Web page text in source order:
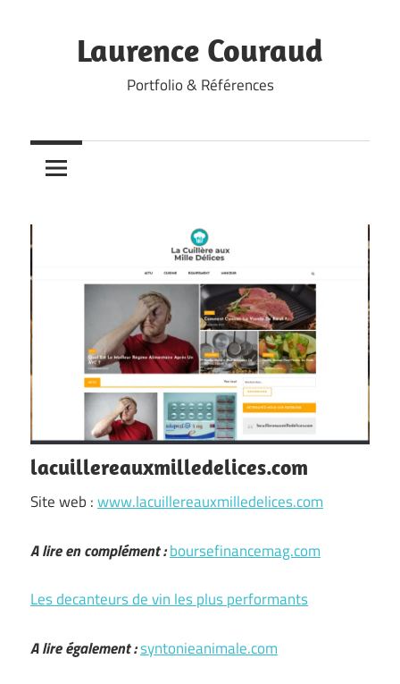
contentLaurence Couraud
Portfolio & Références
lacuillereauxmilledelices.com
Site web :www.lacuillereauxmilledelices.com
A lire en complément :boursefinancemag.com
Les decanteurs de vin les plus performants
A lire également :syntonieanimale.com